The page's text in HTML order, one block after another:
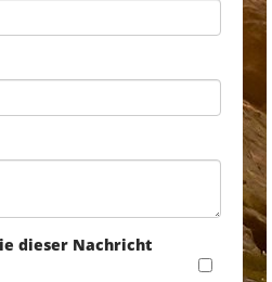
dieser Nachricht